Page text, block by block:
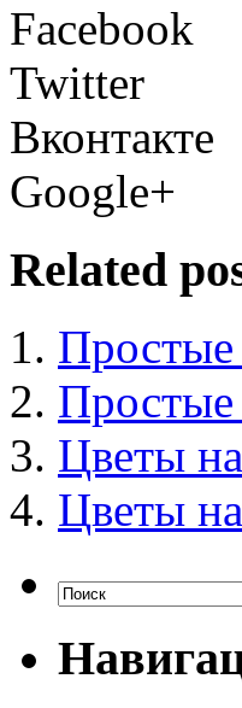
Facebook
Twitter
Вконтакте
Google+
Related
Простые
Простые
Цветы
Цветы